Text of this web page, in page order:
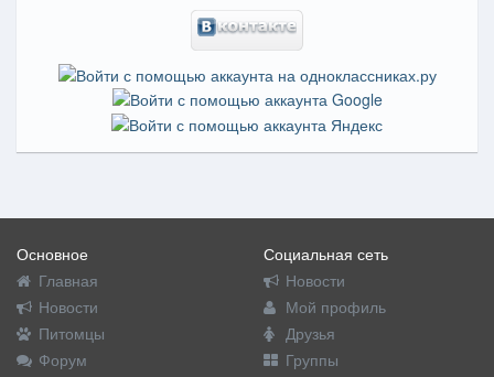
Основное
Главная
Новости
Питомцы
Форум
Социальная сеть
Новости
Мой профиль
Друзья
Группы